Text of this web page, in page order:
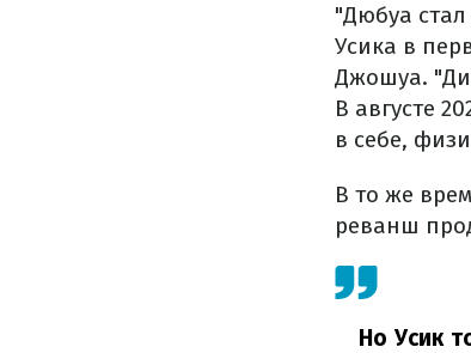
"Дюбуа
Усика в
Джошуа.
В августе
в себе,
В то же
реванш
Но Усик